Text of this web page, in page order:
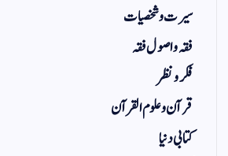
سیرت و شخصیات
فقہ و اصول فقہ
فکر و نظر
قرآن و علوم القرآن
کتابی دنیا